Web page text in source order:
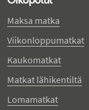
Maksa matka
Viikonloppumatkat
Kaukomatkat
Matkat lähikentiltä
Lomamatkat